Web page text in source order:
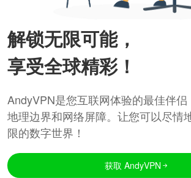
解锁无限可能，
享受全球精彩！
AndyVPN是您互联网体验的最佳伴
地理边界和网络屏障。让您可以尽情
限的数字世界！
获取 AndyVPN